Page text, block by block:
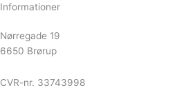
Informationer
Nørregade 19
6650 Brørup
CVR-nr. 33743998